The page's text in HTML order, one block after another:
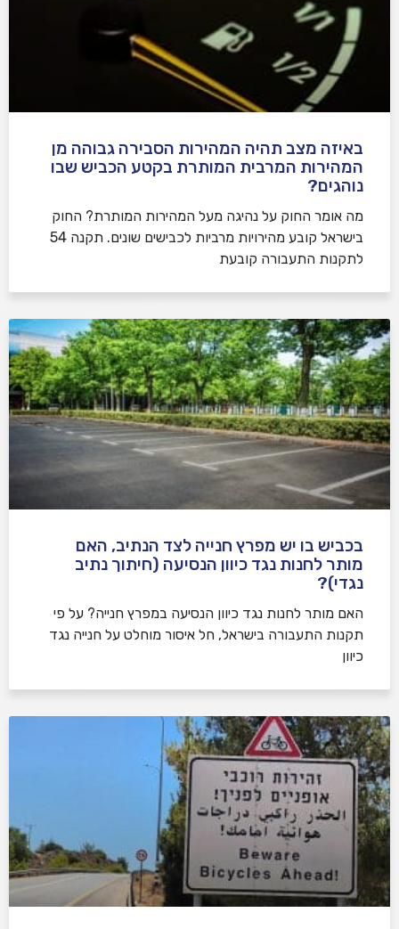
באיזה מצב תהיה המהירות הסבירה גבוהה מן
המהירות המרבית המותרת בקטע הכביש שבו
נוהגים?
​מה אומר החוק על נהיגה מעל המהירות המותרת? החוק
בישראל קובע מהירויות מרביות לכבישים שונים. תקנה 54
לתקנות התעבורה קובעת
בכביש בו יש מפרץ חנייה לצד הנתיב, האם
מותר לחנות נגד כיוון הנסיעה (חיתוך נתיב
נגדי)?
האם מותר לחנות נגד כיוון הנסיעה במפרץ חנייה? על פי
תקנות התעבורה בישראל, חל איסור מוחלט על חנייה נגד
כיוון